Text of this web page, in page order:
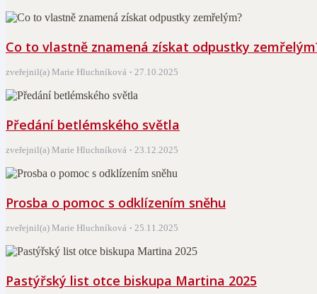
Co to vlastně znamená získat odpustky
zveřejnil(a) Marie Hluchníková 27.10.2025
Předání betlémského světla
zveřejnil(a) Marie Hluchníková 23.12.2025
Prosba o pomoc s odklízením sněhu
zveřejnil(a) Marie Hluchníková 25.11.2025
Pastýřský list otce biskupa Martina 2025